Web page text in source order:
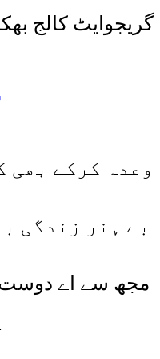
گریجوایٹ کالج
وعدہ کرکے بھی
بے ہنر زندگی
مجھ سے اے دوست